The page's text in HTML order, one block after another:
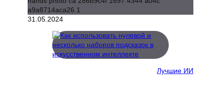
31.05.2024
Лучшие ИИ